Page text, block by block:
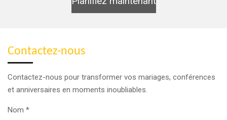
Contactez-nous
Contactez-nous pour transformer vos mariages, conférences
et anniversaires en moments inoubliables.
Nom *